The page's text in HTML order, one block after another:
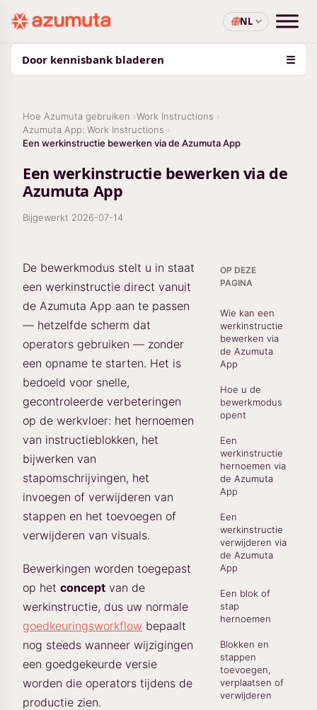
NL
Door kennisbank bladeren ☰
Hoe Azumuta gebruiken
Work Instructions
Azumuta App: Work Instructions
Een werkinstructie bewerken via de Azumuta App
Een werkinstructie bewerken via de
Azumuta App
Bijgewerkt 2026-07-14
De bewerkmodus stelt u in staat
een werkinstructie direct vanuit
de Azumuta App aan te passen
— hetzelfde scherm dat
operators gebruiken — zonder
een opname te starten. Het is
bedoeld voor snelle,
gecontroleerde verbeteringen
op de werkvloer: het hernoemen
van instructieblokken, het
bijwerken van
stapomschrijvingen, het
invoegen of verwijderen van
stappen en het toevoegen of
verwijderen van visuals.
Bewerkingen worden toegepast
op het concept van de
werkinstructie, dus uw normale
goedkeuringsworkflow bepaalt
nog steeds wanneer wijzigingen
een goedgekeurde versie
worden die operators tijdens de
productie zien.
OP DEZE
PAGINA
Wie kan een
werkinstructie
bewerken via
de Azumuta
App
Hoe u de
bewerkmodus
opent
Een
werkinstructie
hernoemen via
de Azumuta
App
Een
werkinstructie
verwijderen via
de Azumuta
App
Een blok of
stap
hernoemen
Blokken en
stappen
toevoegen,
verplaatsen of
verwijderen